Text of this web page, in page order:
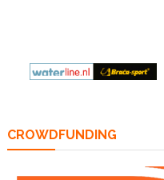
CROWDFUNDING